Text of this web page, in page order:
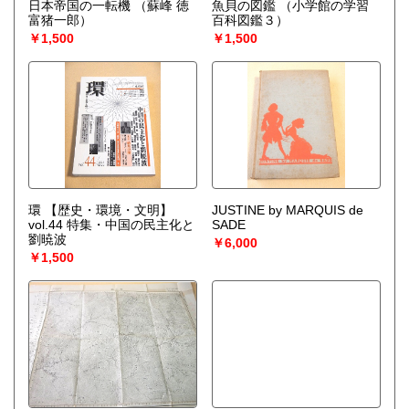
日本帝国の一転機
（蘇峰 徳
富猪一郎）
￥1,500
魚貝の図鑑 （小学館の学習
百科図鑑３）
￥1,500
環 【歴史・環境・文明】
vol.44 特集・中国の民主化と
劉暁波
￥1,500
JUSTINE by MARQUIS de
SADE
￥6,000